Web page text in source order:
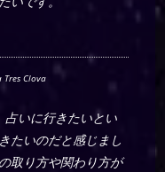
Tres Clova
占いに行きたいとい
たいのだと感じまし
取り方や関わり方が